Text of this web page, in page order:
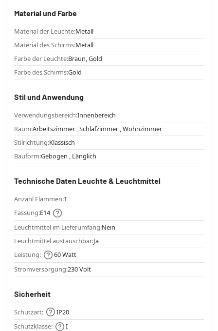
Material und Farbe
Material der Leuchte:Metall
Material des Schirms:Metall
Farbe der Leuchte:Braun, Gold
Farbe des Schirms:Gold
Stil und Anwendung
Verwendungsbereich:Innenbereich
Raum:Arbeitszimmer , Schlafzimmer , Wohnzimmer
Stilrichtung:Klassisch
Bauform:Gebogen , Länglich
Technische Daten Leuchte & Leuchtmittel
Anzahl Flammen:1
Fassung:E14
Leuchtmittel im Lieferumfang:Nein
Leuchtmittel austauschbar:Ja
Leistung:
60 Watt
Stromversorgung:230 Volt
Sicherheit
Schutzart:
IP20
Schutzklasse:
I